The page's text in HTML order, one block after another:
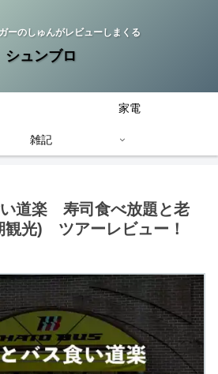
ーのしゅんがレビューしまくる
シュンブロ
家電
雑記
道楽 寿司食べ放題と老
観光) ツアーレビュー！